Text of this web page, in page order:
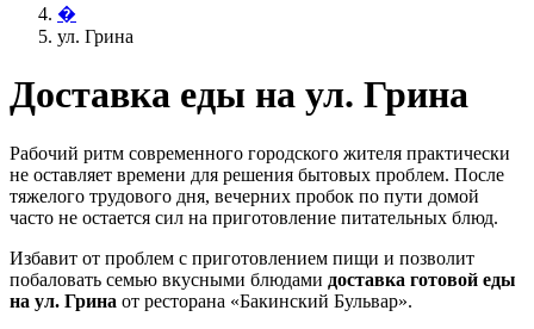
�
ул. Грина
Доставка еды на ул. Грина
Рабочий ритм современного городского жителя практически
не оставляет времени для решения бытовых проблем. После
тяжелого трудового дня, вечерних пробок по пути домой
часто не остается сил на приготовление питательных блюд.
Избавит от проблем с приготовлением пищи и позволит
побаловать семью вкусными блюдами доставка готовой еды
на ул. Грина от ресторана «Бакинский Бульвар».